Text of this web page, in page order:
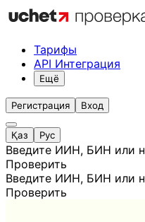
Тарифы
API Интеграция
Ещё
Регистрация Вход
Қаз Рус
Введите ИИН, БИН или
Проверить
Введите ИИН, БИН или
Проверить